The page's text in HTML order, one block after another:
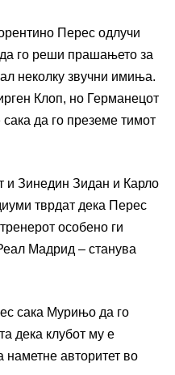
Перес одлучи
го реши прашањето за
неколку звучни имиња.
Клоп, но Германецот
да го преземе тимот
и Зинедин Зидан и Карло
тврдат дека Перес
особено ги
Мадрид – станува
сака Мурињо да го
дека клубот му е
наметне авторитет во